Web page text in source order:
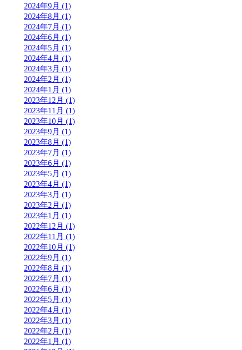
2024年9月 (1)
2024年8月 (1)
2024年7月 (1)
2024年6月 (1)
2024年5月 (1)
2024年4月 (1)
2024年3月 (1)
2024年2月 (1)
2024年1月 (1)
2023年12月 (1)
2023年11月 (1)
2023年10月 (1)
2023年9月 (1)
2023年8月 (1)
2023年7月 (1)
2023年6月 (1)
2023年5月 (1)
2023年4月 (1)
2023年3月 (1)
2023年2月 (1)
2023年1月 (1)
2022年12月 (1)
2022年11月 (1)
2022年10月 (1)
2022年9月 (1)
2022年8月 (1)
2022年7月 (1)
2022年6月 (1)
2022年5月 (1)
2022年4月 (1)
2022年3月 (1)
2022年2月 (1)
2022年1月 (1)